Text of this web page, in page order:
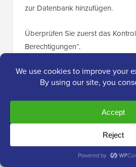
zur Datenbank hinzufügen.
Überprüfen Sie zuerst das
Berechtigungen“.
Scrollen Sie dann nach unten und